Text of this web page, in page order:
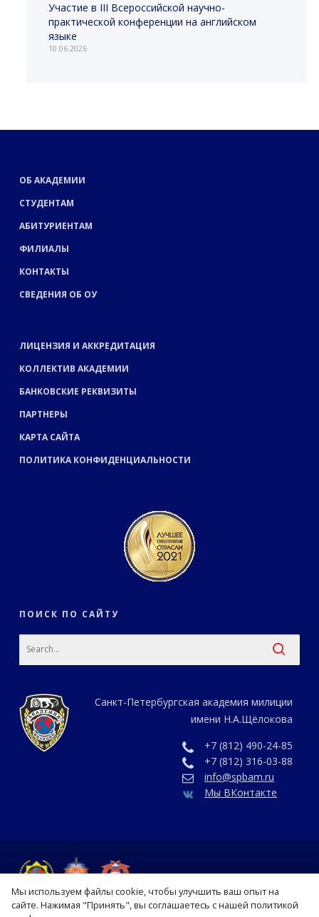
Участие в III Всероссийской научно-
практической конференции на английском
языке
10.06.2026
ОБ АКАДЕМИИ
СТУДЕНТАМ
АБИТУРИЕНТАМ
ФИЛИАЛЫ
КОНТАКТЫ
СВЕДЕНИЯ ОБ ОУ
ЛИЦЕНЗИЯ И АККРЕДИТАЦИЯ
КОЛЛЕКТИВ АКАДЕМИИ
БАНКОВСКИЕ РЕКВИЗИТЫ
ПАРТНЕРЫ
КАРТА САЙТА
ПОЛИТИКА КОНФИДЕНЦИАЛЬНОСТИ
ПОИСК ПО САЙТУ
Санкт-Петербургская академия милиции
имени Н.А.Щёлокова
+7 (812) 490-24-85
+7 (812) 316-03-88
info@spbam.ru
Мы ВКонтакте
Мы используем файлы cookie, чтобы улучшить ваш опыт на
сайте. Нажимая "Принять", вы соглашаетесь с нашей политикой